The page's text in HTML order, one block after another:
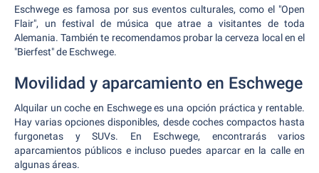
Eschwege es famosa por sus eventos culturales, como el "Open
Flair", un festival de música que atrae a visitantes de toda
Alemania. También te recomendamos probar la cerveza local en el
"Bierfest" de Eschwege.
Movilidad y aparcamiento en Eschwege
Alquilar un coche en Eschwege es una opción práctica y rentable.
Hay varias opciones disponibles, desde coches compactos hasta
furgonetas y SUVs. En Eschwege, encontrarás varios
aparcamientos públicos e incluso puedes aparcar en la calle en
algunas áreas.